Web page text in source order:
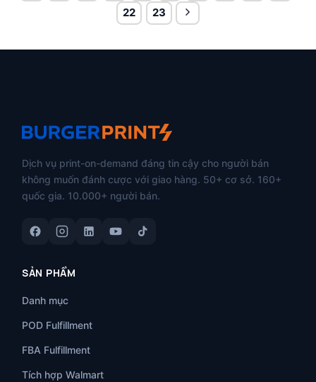
22
23
Dịch vụ print-on-demand đáng tin cậy cho người bán
không muốn đánh cược với giao hàng. 50+ cơ sở. 160+
quốc gia. 10.000+ người bán.
SẢN PHẨM
Danh mục
POD Fulfillment
FBA Fulfillment
Tích hợp Walmart